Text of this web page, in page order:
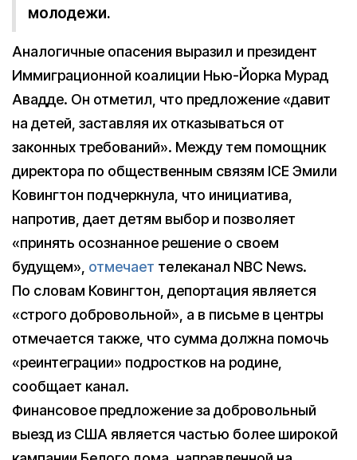
молодежи.
Аналогичные опасения выразил и президент
Иммиграционной коалиции Нью-Йорка Мурад
Авадде. Он отметил, что предложение «давит
на детей, заставляя их отказываться от
законных требований». Между тем помощник
директора по общественным связям ICE Эмили
Ковингтон подчеркнула, что инициатива,
напротив, дает детям выбор и позволяет
«принять осознанное решение о своем
будущем», отмечает телеканал NBC News.
По словам Ковингтон, депортация является
«строго добровольной», а в письме в центры
отмечается также, что сумма должна помочь
«реинтеграции» подростков на родине,
сообщает канал.
Финансовое предложение за добровольный
выезд из США является частью более широкой